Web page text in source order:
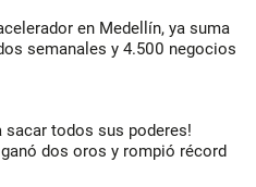
en Medellín, ya suma
semanales y 4.500 negocios
sacar todos sus poderes!
dos oros y rompió récord